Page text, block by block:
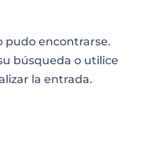
pudo encontrarse.
búsqueda o utilice
la entrada.